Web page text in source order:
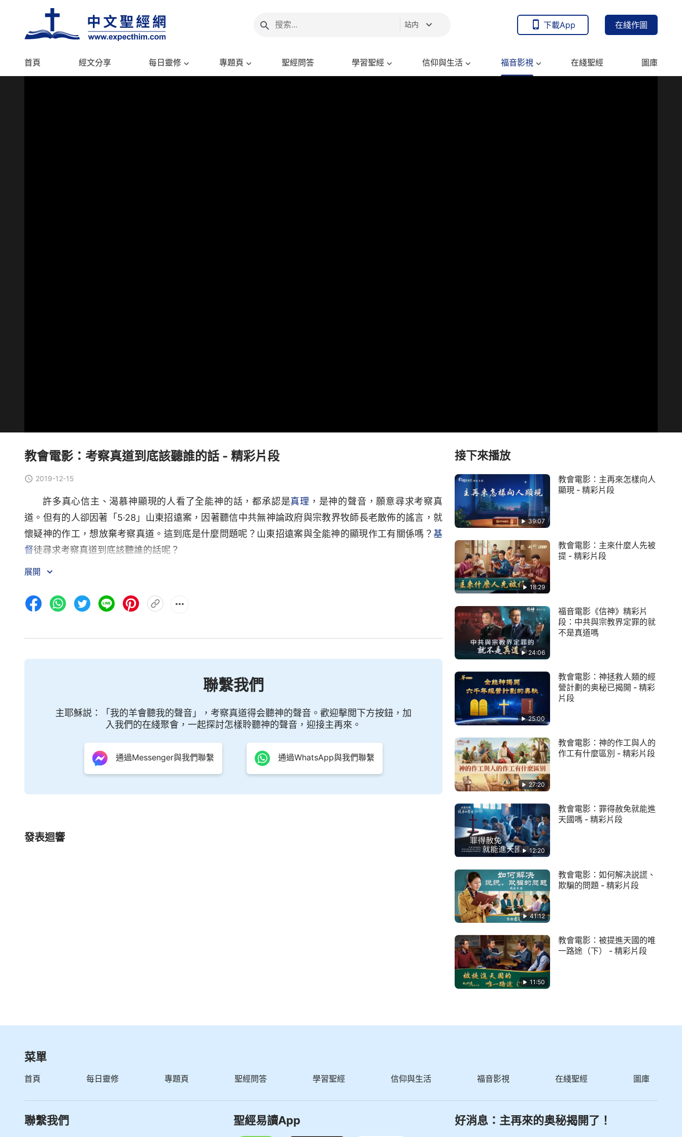
站内 下載App 在綫作圖
首頁 經文分享 每日靈修 專題頁 聖經問答 學習聖經 信仰與生活 福音影視 在綫聖經 圖庫
教會電影：考察真道到底該聽誰的話 - 精彩片段
2019-12-15
許多真心信主、渴慕神顯現的人看了全能神的話，都承認是真理 ，是神的聲音，願意尋求考察真
道。但有的人卻因著「5·28」山東招遠案，因著聽信中共無神論政府與宗教界牧師長老散佈的謠言，就
懷疑神的作工，想放棄考察真道。這到底是什麼問題呢？山東招遠案與全能神的顯現作工有關係嗎？基
督徒尋求考察真道到底該聽誰的話呢？
展開
聯繫我們
主耶穌説：「我的羊會聽我的聲音」，考察真道得会聽神的聲音。歡迎擊閲下方按鈕，加
入我們的在綫聚會，一起探討怎樣聆聽神的聲音，迎接主再來。
通過Messenger與我們聯繫 通過WhatsApp與我們聯繫
發表迴響
接下來播放
39:07
教會電影：主再來怎樣向人
顯現 - 精彩片段
18:29
教會電影：主來什麼人先被
提 - 精彩片段
24:06
福音電影《信神》精彩片
段：中共與宗教界定罪的就
不是真道嗎
25:00
教會電影：神拯救人類的經
營計劃的奥秘已揭開 - 精彩
片段
27:20
教會電影：神的作工與人的
作工有什麼區別 - 精彩片段
12:20
教會電影：罪得赦免就能進
天國嗎 - 精彩片段
41:12
教會電影：如何解决説謊、
欺騙的問題 - 精彩片段
11:50
教會電影：被提進天國的唯
一路途（下） - 精彩片段
菜單
首頁 每日靈修 專題頁 聖經問答 學習聖經 信仰與生活 福音影視 在綫聖經 圖庫
聯繫我們 聖經易讀App 好消息：主再來的奥秘揭開了！